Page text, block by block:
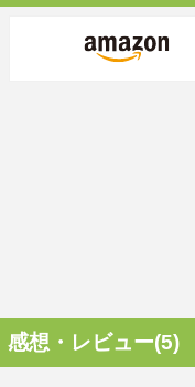
感想・レビュー(5)